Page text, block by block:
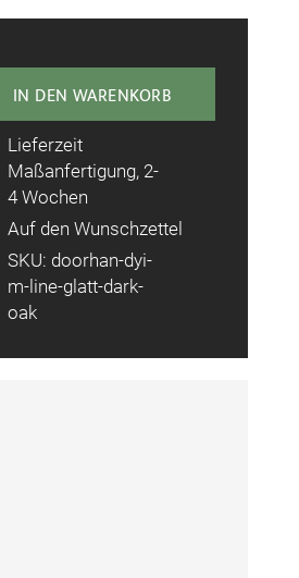
IN DEN WARENKORB
Lieferzeit
Maßanfertigung, 2-
4 Wochen
Auf den Wunschzettel
SKU: doorhan-dyi-
m-line-glatt-dark-
oak